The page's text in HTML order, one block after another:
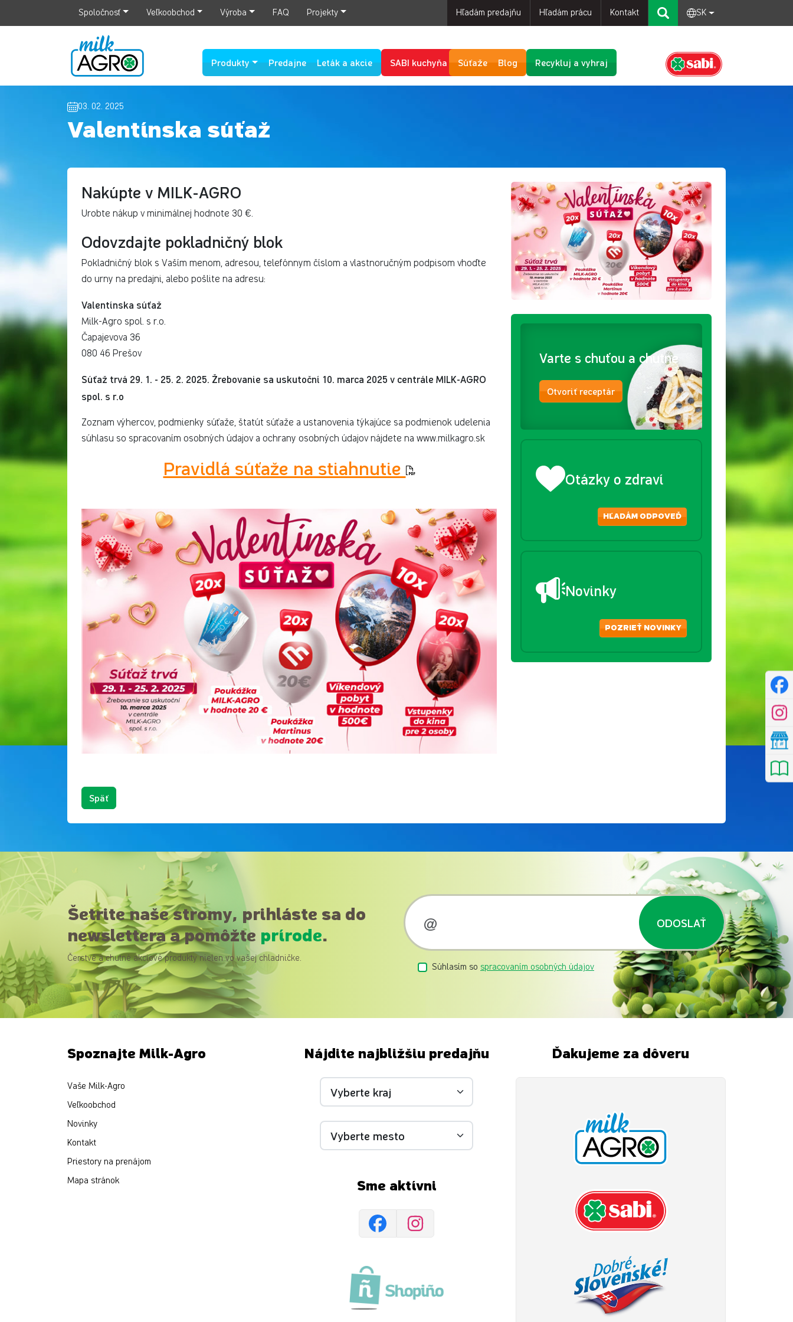
Spoločnosť Veľkoobchod Výroba FAQ Projekty Hľadám predajňu Hľadám prácu Kontakt SK
Produkty Predajne Leták a akcie SABI kuchyňa Súťaže Blog Recykluj a vyhraj
03. 02. 2025
Valentínska súťaž
Nakúpte v MILK-AGRO
Urobte nákup v minimálnej hodnote 30 €.
Odovzdajte pokladničný blok
Pokladničný blok s Vaším menom, adresou, telefónnym číslom a vlastnoručným podpisom vhoďte
do urny na predajni, alebo pošlite na adresu:
Valentínska súťaž
Milk-Agro spol. s r.o.
Čapajevova 36
080 46 Prešov
Súťaž trvá 29. 1. - 25. 2. 2025. Žrebovanie sa uskutoční 10. marca 2025 v centrále MILK-AGRO
spol. s r.o
Zoznam výhercov, podmienky súťaže, štatút súťaže a ustanovenia týkajúce sa podmienok udelenia
súhlasu so spracovaním osobných údajov a ochrany osobných údajov nájdete na www.milkagro.sk
Pravidlá súťaže na stiahnutie
Varte s chuťou a chutne
Otvoriť receptár
Otázky o zdraví
HĽADÁM ODPOVEĎ
Novinky
POZRIEŤ NOVINKY
Späť
Šetrite naše stromy, prihláste sa do
newslettera a pomôžte prírode.
Čerstvé a chutné akciové produkty nielen vo vašej chladničke.
ODOSLAŤ
Súhlasím so spracovaním osobných údajov
Spoznajte Milk-Agro
Vaše Milk-Agro
Veľkoobchod
Novinky
Kontakt
Priestory na prenájom
Mapa stránok
Nájdite najbližšiu predajňu
Sme aktívni
Ďakujeme za dôveru